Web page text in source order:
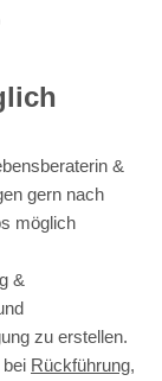
&
gern nach
möglich
&
zu erstellen.
Rückführung,